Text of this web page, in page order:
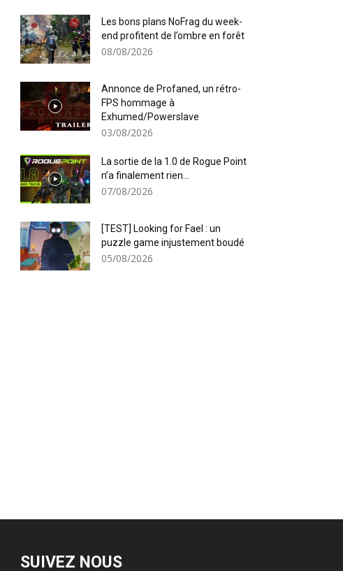
Les bons plans NoFrag du week-
end profitent de l’ombre en forêt
08/08/2026
Annonce de Profaned, un rétro-
FPS hommage à
Exhumed/Powerslave
03/08/2026
La sortie de la 1.0 de Rogue Point
n’a finalement rien...
07/08/2026
[TEST] Looking for Fael : un
puzzle game injustement boudé
05/08/2026
SUIVEZ NOUS